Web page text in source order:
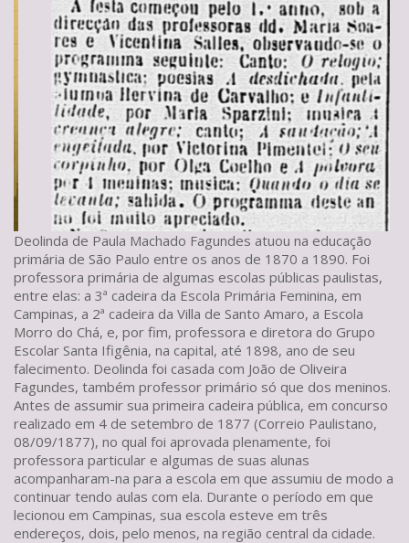
Deolinda de Paula Machado Fagundes atuou na educação
primária de São Paulo entre os anos de 1870 a 1890. Foi
professora primária de algumas escolas públicas paulistas,
entre elas: a 3ª cadeira da Escola Primária Feminina, em
Campinas, a 2ª cadeira da Villa de Santo Amaro, a Escola
Morro do Chá, e, por fim, professora e diretora do Grupo
Escolar Santa Ifigênia, na capital, até 1898, ano de seu
falecimento. Deolinda foi casada com João de Oliveira
Fagundes, também professor primário só que dos meninos.
Antes de assumir sua primeira cadeira pública, em concurso
realizado em 4 de setembro de 1877 (Correio Paulistano,
08/09/1877), no qual foi aprovada plenamente, foi
professora particular e algumas de suas alunas
acompanharam-na para a escola em que assumiu de modo a
continuar tendo aulas com ela. Durante o período em que
lecionou em Campinas, sua escola esteve em três
endereços, dois, pelo menos, na região central da cidade.